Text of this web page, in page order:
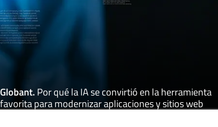
Globant.Por qué la IA se convirtió en la herramienta
favorita para modernizar aplicaciones y sitios web